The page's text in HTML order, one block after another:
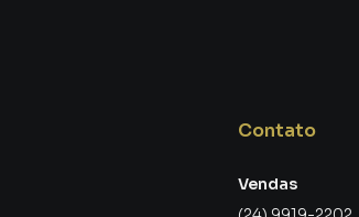
generosa tanto na frente quanto nos
Contato
Vendas